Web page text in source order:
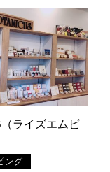
ライズエムビ
ング